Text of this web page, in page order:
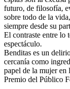
futuro, de filosofía,
sobre todo de la
siempre desde su
El contraste entre lo
espectáculo.
Benditas es un
cercanía como
papel de la mujer en
Premio del Público